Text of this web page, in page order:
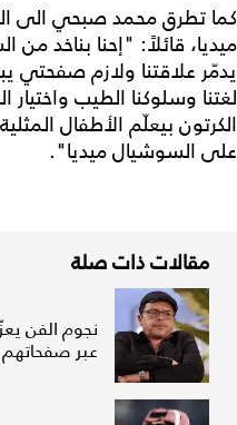
كما تطرق محمد صبحي الى
ميديا، قائلاً: "إحنا بناخد من
يدمّر علاقتنا ولازم صفحتي
لغتنا وسلوكنا الطيب
الكرتون بيعلّم الأطفال
على السوشيال ميديا".
مقالات ذات صلة
نجوم الفن
عبر صفحاتهم